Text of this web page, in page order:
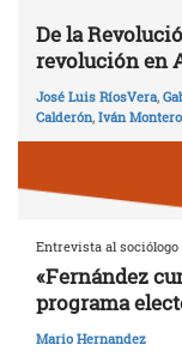
De la
revolución en
José Luis RíosVera,
Calderón, Iván Montero
Entrevista al sociólogo
«Fernández
programa
Mario Hernandez